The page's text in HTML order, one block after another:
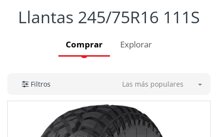
Llantas 245/75R16 111S
Comprar Explorar
Filtros Las más populares